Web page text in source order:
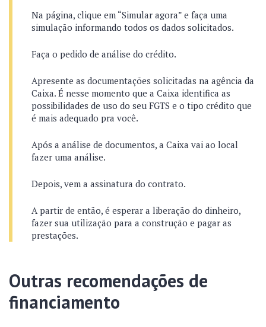
Na página, clique em “Simular agora” e faça uma
simulação informando todos os dados solicitados.
Faça o pedido de análise do crédito.
Apresente as documentações solicitadas na agência da
Caixa. É nesse momento que a Caixa identifica as
possibilidades de uso do seu FGTS e o tipo crédito que
é mais adequado pra você.
Após a análise de documentos, a Caixa vai ao local
fazer uma análise.
Depois, vem a assinatura do contrato.
A partir de então, é esperar a liberação do dinheiro,
fazer sua utilização para a construção e pagar as
prestações.
Outras recomendações de
financiamento